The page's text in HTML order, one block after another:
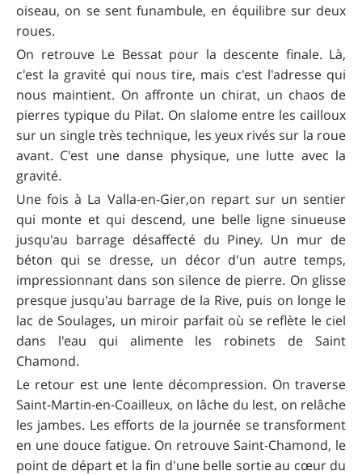
oiseau, on se sent funambule, en équilibre sur deux
roues.
On retrouve Le Bessat pour la descente finale. Là,
c'est la gravité qui nous tire, mais c'est l'adresse qui
nous maintient. On affronte un chirat, un chaos de
pierres typique du Pilat. On slalome entre les cailloux
sur un single très technique, les yeux rivés sur la roue
avant. C'est une danse physique, une lutte avec la
gravité.
Une fois à La Valla-en-Gier,on repart sur un sentier
qui monte et qui descend, une belle ligne sinueuse
jusqu'au barrage désaffecté du Piney. Un mur de
béton qui se dresse, un décor d'un autre temps,
impressionnant dans son silence de pierre. On glisse
presque jusqu'au barrage de la Rive, puis on longe le
lac de Soulages, un miroir parfait où se reflète le ciel
dans l'eau qui alimente les robinets de Saint
Chamond.
Le retour est une lente décompression. On traverse
Saint-Martin-en-Coailleux, on lâche du lest, on relâche
les jambes. Les efforts de la journée se transforment
en une douce fatigue. On retrouve Saint-Chamond, le
point de départ et la fin d'une belle sortie au cœur du